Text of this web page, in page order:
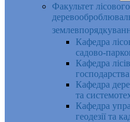
Факультет
Кафедра
садово-
Кафедра
господарства
Кафедра
та
Кафедра
геодезії та